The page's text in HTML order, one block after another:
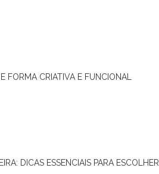
FORMA CRIATIVA E FUNCIONAL
DICAS ESSENCIAIS PARA ESCOLHER